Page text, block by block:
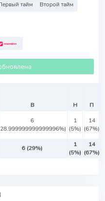
тайм Второй тайм
В Н
П
6
1
(5%)
14
(67%)
6 (29%)
1
(5%)
14
(67%)